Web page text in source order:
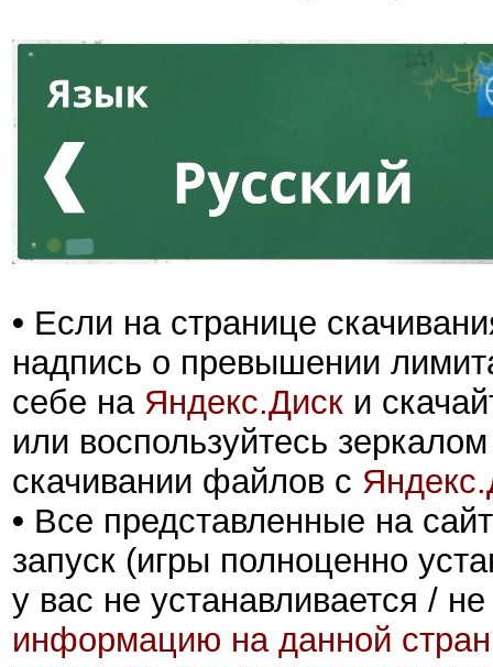
• Если на странице
надпись о превышении
себе на Яндекс.Диск и
или воспользуйтесь
скачивании файлов с
• Все представленные на
запуск (игры полноценно
у вас не устанавливается /
информацию на данной